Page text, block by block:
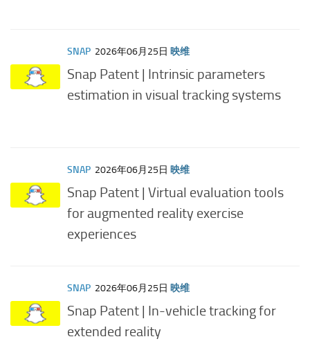
SNAP 2026年06月25日 映维
Snap Patent | Intrinsic parameters
estimation in visual tracking systems
SNAP 2026年06月25日 映维
Snap Patent | Virtual evaluation tools
for augmented reality exercise
experiences
SNAP 2026年06月25日 映维
Snap Patent | In-vehicle tracking for
extended reality